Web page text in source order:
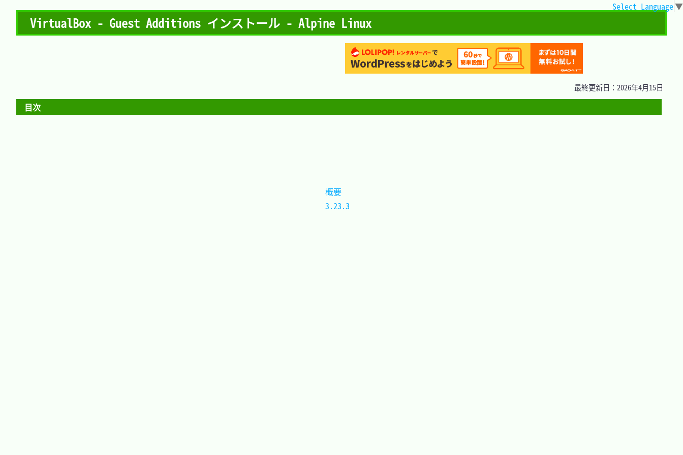
VirtualBox - Guest Additions インストール - Alpine Linux
Select Language▼
最終更新日：2026年4月15日
目次